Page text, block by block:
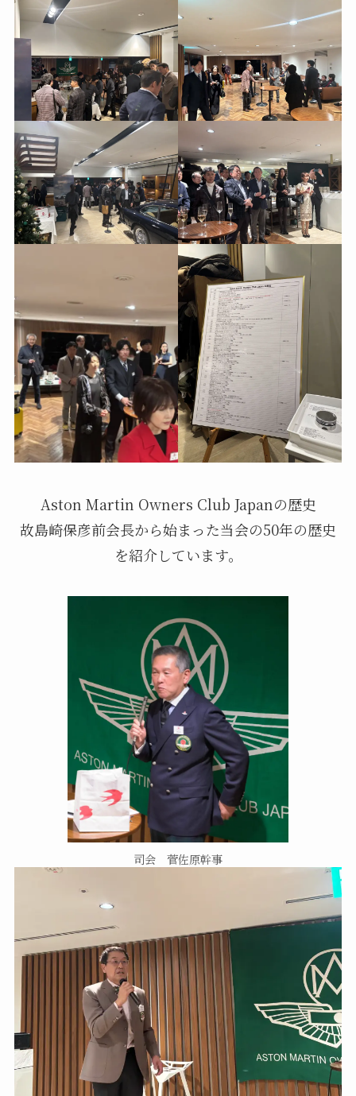
Aston Martin Owners Club Japanの歴史
故島崎保彦前会長から始まった当会の50年の歴史
を紹介しています。
司会 菅佐原幹事